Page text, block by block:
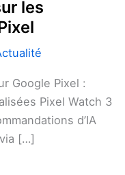
les
Google Pixel :
Pixel Watch 3
d’IA
[…]